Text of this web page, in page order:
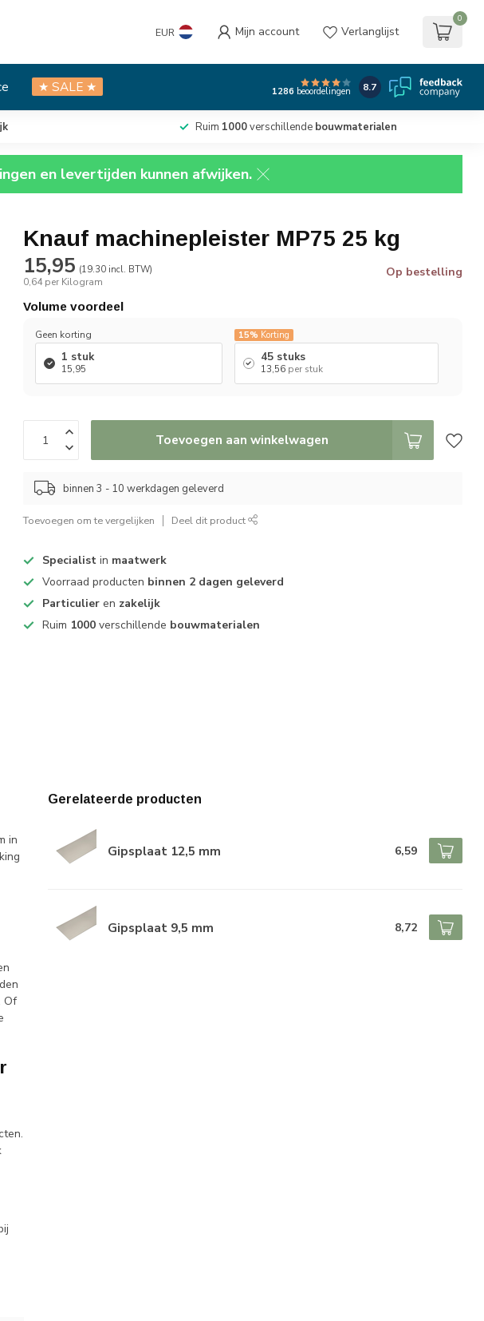
EUR Mijn account Verlanglijst
0
★ SALE ★ 1286 beoordelingen 8.7
Ruim 1000verschillende bouwmaterialen
en levertijden kunnen afwijken.
Knauf machinepleister MP75 25 kg
15,95 (19.30 incl. BTW)
0,64 per Kilogram
Op bestelling
Volume voordeel
Geen korting
1 stuk
15,95
15% Korting
45 stuks
13,56 per stuk
Toevoegen aan winkelwagen
binnen 3 - 10 werkdagen geleverd
Toevoegen om te vergelijken Deel dit product
Specialist in maatwerk
Voorraad producten binnen 2 dagen geleverd
Particulier en zakelijk
Ruim 1000 verschillende bouwmaterialen
in
Of
Gerelateerde producten
Gipsplaat 12,5 mm 6,59
Gipsplaat 9,5 mm 8,72